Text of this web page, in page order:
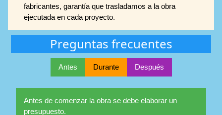
fabricantes, garantía que trasladamos a la obra
ejecutada en cada proyecto.
Preguntas frecuentes
Antes Durante Después
Antes de comenzar la obra se debe elaborar un
presupuesto.